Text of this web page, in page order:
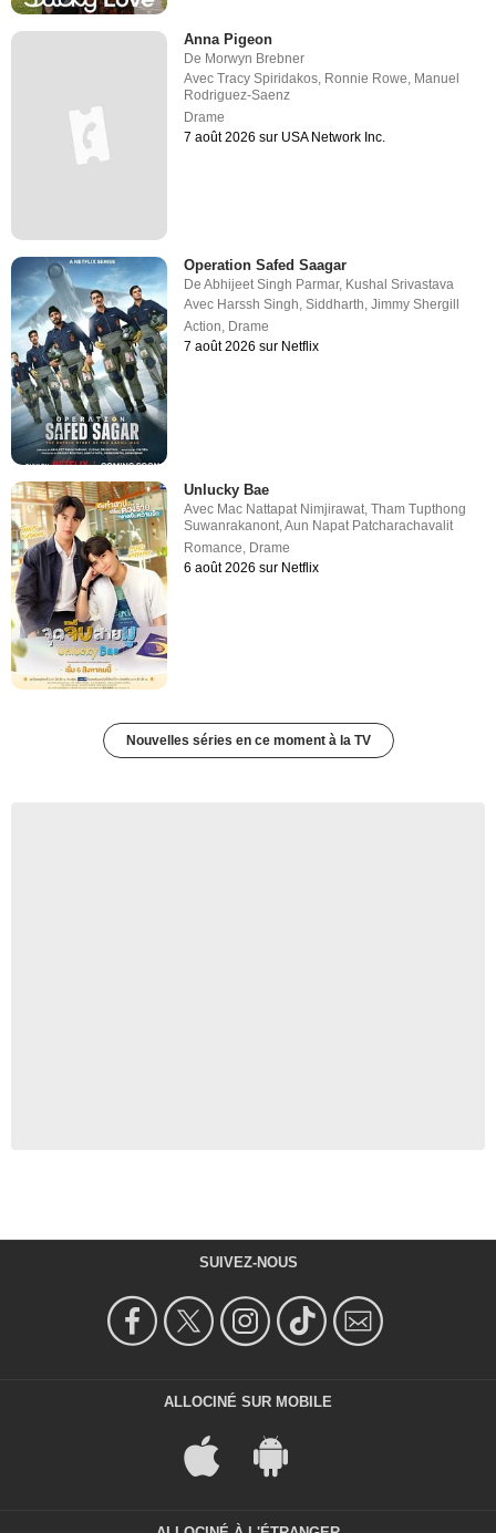
Anna Pigeon
De Morwyn Brebner
AvecTracy Spiridakos, Ronnie Rowe, Manuel
Rodriguez-Saenz
Drame
7 août 2026 sur USA Network Inc.
Operation Safed Saagar
DeAbhijeet Singh Parmar, Kushal Srivastava
Avec Harssh Singh ,Siddharth ,Jimmy Shergill
Action Drame
7 août 2026 sur Netflix
Unlucky Bae
Avec Mac Nattapat Nimjirawat,Tham Tupthong
Suwanrakanont,Aun Napat Patcharachavalit
Romance, Drame
6 août 2026 sur Netflix
Nouvelles séries en ce moment à la TV
SUIVEZ-NOUS
ALLOCINÉ SUR MOBILE